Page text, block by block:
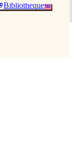
Bibliothèque